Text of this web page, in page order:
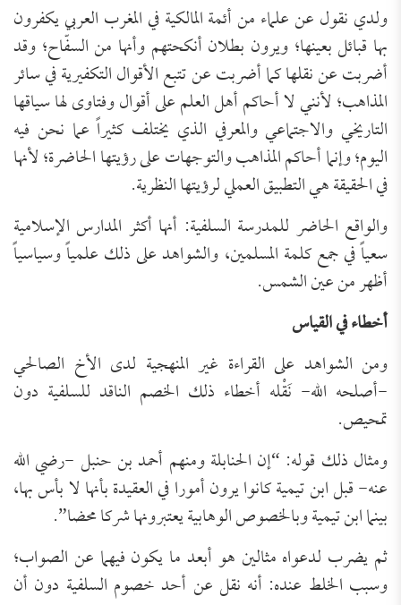
ولدي نقول عن علماء من أئمة المالكية في المغرب العربي يكفرون
بها قبائل بعينها؛ ويرون بطلان أنكحتهم وأنها من السفّاح؛ وقد
أضربت عن نقلها كما أضربت عن تتبع الأقوال التكفيرية في سائر
المذاهب؛ لأنني لا أحاكم أهل العلم على أقوال وفتاوى لها سياقها
التاريخي والاجتماعي والمعرفي الذي يختلف كثيراً عما نحن فيه
اليوم؛ وإنما أحاكم المذاهب والتوجهات على رؤيتها الحاضرة؛ لأنها
في الحقيقة هي التطبيق العملي لرؤيتها النظرية.
والواقع الحاضر للمدرسة السلفية: أنها أكثر المدارس الإسلامية
سعياً في جمع كلمة المسلمين، والشواهد على ذلك علمياً وسياسياً
أظهر من عين الشمس.
أخطاء في القياس
ومن الشواهد على القراءة غير المنهجية لدى الأخ الصالحي
-أصلحه الله- نَقْله أخطاء ذلك الخصم الناقد للسلفية دون
تمحيص.
ومثال ذلك قوله: “إن الحنابلة ومنهم أحمد بن حنبل -رضي الله
عنه- قبل ابن تيمية كانوا يرون أمورا في العقيدة بأنها لا بأس بها،
بينما ابن تيمية وبالخصوص الوهابية يعتبرونها شركا محضا”.
ثم يضرب لدعواه مثالين هو أبعد ما يكون فيهما عن الصواب؛
وسبب الخلط عنده: أنه نقل عن أحد خصوم السلفية دون أن